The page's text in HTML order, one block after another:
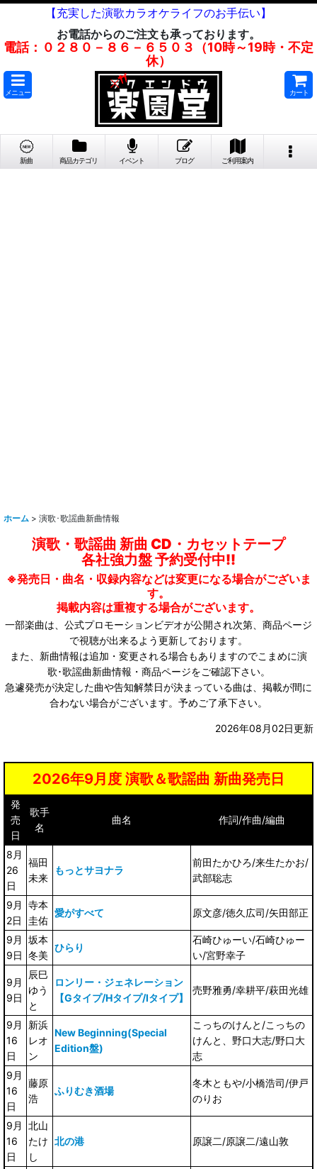
【充実した演歌カラオケライフのお手伝い】
お電話からのご注文も承っております。
電話：０２８０－８６－６５０３（10時～19時・不定
休）
メニュー カート
新曲 商品カテゴリ イベント ブログ ご利用案内
ホーム > 演歌･歌謡曲新曲情報
演歌・歌謡曲 新曲 CD・カセットテープ
各社強力盤 予約受付中!!
※発売日・曲名・収録内容などは変更になる場合がございま
す。
掲載内容は重複する場合がございます。
一部楽曲は、公式プロモーションビデオが公開され次第、商品ページ
で視聴が出来るよう更新しております。
また、新曲情報は追加・変更される場合もありますのでこまめに演
歌･歌謡曲新曲情報・商品ページをご確認下さい。
急遽発売が決定した曲や告知解禁日が決まっている曲は、掲載が間に
合わない場合がございます。予めご了承下さい。
2026年08月02日更新
2026年9月度 演歌＆歌謡曲 新曲発売日
発
売
日
歌手
名
曲名 作詞/作曲/編曲
8月
26
日
福田
未来
もっとサヨナラ
前田たかひろ/来生たかお/
武部聡志
9月
2日
寺本
圭佑
愛がすべて 原文彦/徳久広司/矢田部正
9月
9日
坂本
冬美
ひらり
石崎ひゅーい/石崎ひゅー
い/宮野幸子
9月
9日
辰巳
ゆう
と
ロンリー・ジェネレーション
【Gタイプ/Hタイプ/Iタイプ】
売野雅勇/幸耕平/萩田光雄
9月
16
日
新浜
レオ
ン
New Beginning(Special
Edition盤)
こっちのけんと/こっちの
けんと、野口大志/野口大
志
9月
16
日
藤原
浩
ふりむき酒場
冬木ともや/小橋浩司/伊戸
のりお
9月
16
日
北山
たけ
し
北の港 原譲二/原譲二/遠山敦